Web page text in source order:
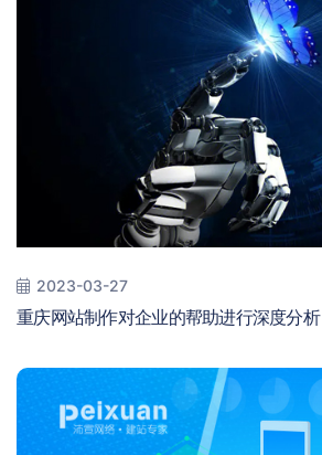
2023-03-27
重庆网站制作对企业的帮助进行深度分析